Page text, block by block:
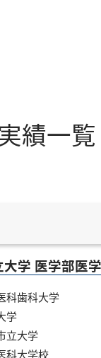
績一覧
大学 医学部医
科歯科大学
学
立大学
科大学校